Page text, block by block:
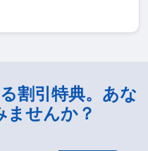
割引特典。あな
ませんか？